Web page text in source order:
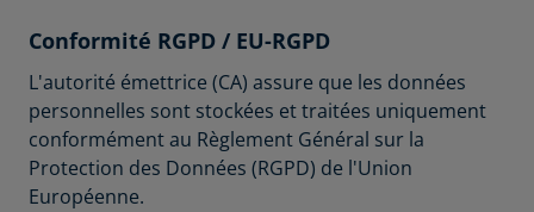
Conformité RGPD / EU-RGPD
L'autorité émettrice (CA) assure que les données
personnelles sont stockées et traitées uniquement
conformément au Règlement Général sur la
Protection des Données (RGPD) de l'Union
Européenne.